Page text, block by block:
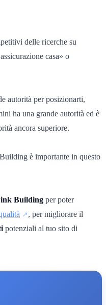
delle ricerche su
casa» o
autorità per posizionarti,
ha una grande autorità ed è
ancora superiore.
è importante in questo
Building per poter
, per migliorare il
potenziali al tuo sito di